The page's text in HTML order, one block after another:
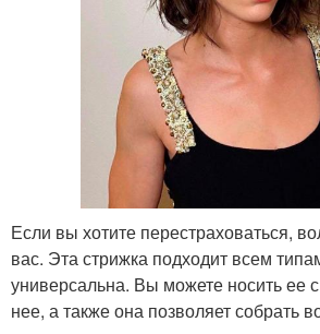
Если вы хотите перестраховаться,
вас. Эта стрижка подходит всем
универсальна. Вы можете носить ее
нее, а также она позволяет собрать